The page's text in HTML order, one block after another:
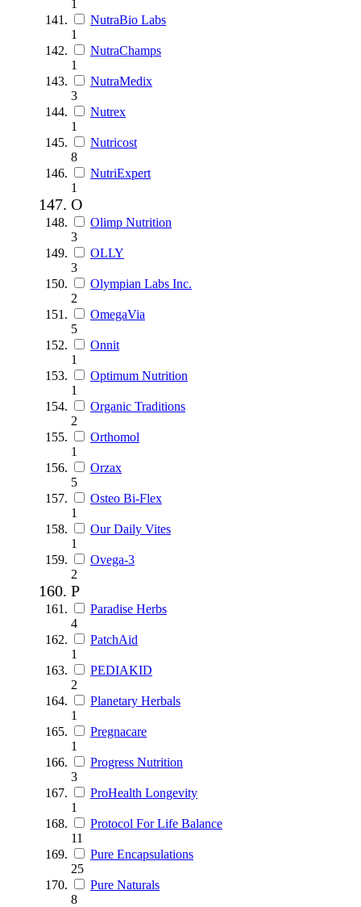
1
NutraBio Labs
1
NutraChamps
1
NutraMedix
3
Nutrex
1
Nutricost
8
NutriExpert
1
O
Olimp Nutrition
3
OLLY
3
Olympian Labs Inc.
2
OmegaVia
5
Onnit
1
Optimum Nutrition
1
Organic Traditions
2
Orthomol
1
Orzax
5
Osteo Bi-Flex
1
Our Daily Vites
1
Ovega-3
2
P
Paradise Herbs
4
PatchAid
1
PEDIAKID
2
Planetary Herbals
1
Pregnacare
1
Progress Nutrition
3
ProHealth Longevity
1
Protocol For Life Balance
11
Pure Encapsulations
25
Pure Naturals
8